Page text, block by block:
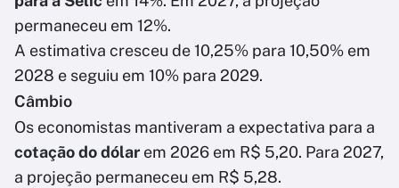
permaneceu em 12%.
A estimativa cresceu de 10,25% para 10,50% em
2028 e seguiu em 10% para 2029.
Câmbio
Os economistas mantiveram a expectativa para a
cotação do dólar em 2026 em R$ 5,20. Para 2027,
a projeção permaneceu em R$ 5,28.